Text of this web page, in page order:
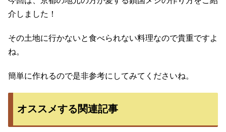
介しました！
その土地に行かないと食べられない料理なので貴重ですよ
ね。
簡単に作れるので是非参考にしてみてくださいね。
オススメする関連記事